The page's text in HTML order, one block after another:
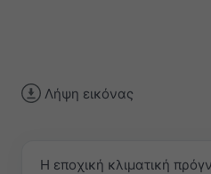
Λήψη εικόνας
Η εποχική κλιματική